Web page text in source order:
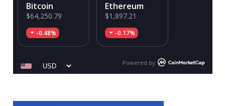
Bitcoin
$64,250.79
-0.48%
Ethereum
$1,897.21
-0.17%
Powered by